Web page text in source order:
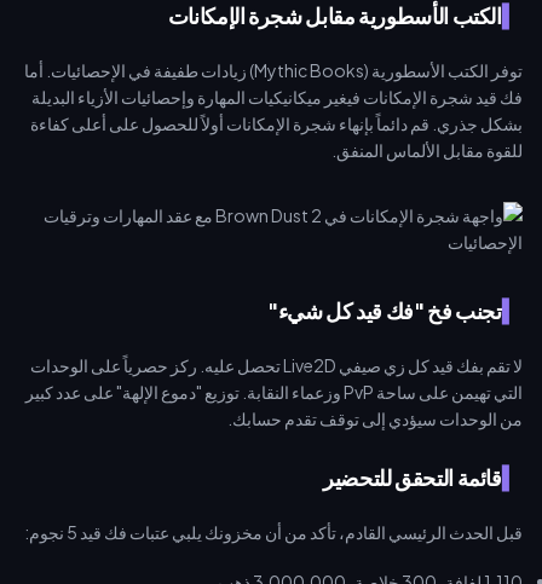
الكتب الأسطورية مقابل شجرة الإمكانات
توفر الكتب الأسطورية (Mythic Books) زيادات طفيفة في الإحصائيات. أما
فك قيد شجرة الإمكانات فيغير ميكانيكيات المهارة وإحصائيات الأزياء البديلة
بشكل جذري. قم دائماً بإنهاء شجرة الإمكانات أولاً للحصول على أعلى كفاءة
للقوة مقابل الألماس المنفق.
تجنب فخ "فك قيد كل شيء"
لا تقم بفك قيد كل زي صيفي Live2D تحصل عليه. ركز حصرياً على الوحدات
التي تهيمن على ساحة PvP وزعماء النقابة. توزيع "دموع الإلهة" على عدد كبير
من الوحدات سيؤدي إلى توقف تقدم حسابك.
قائمة التحقق للتحضير
قبل الحدث الرئيسي القادم، تأكد من أن مخزونك يلبي عتبات فك قيد 5 نجوم: